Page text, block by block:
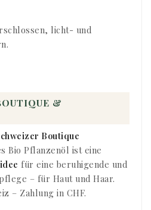
licht- und
&
Boutique
Bio Pflanzenöl ist eine
für eine beruhigende und
– für Haut und Haar.
– Zahlung in CHF.